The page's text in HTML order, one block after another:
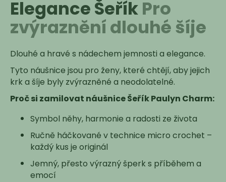
hvězdiček.
Elegance ŠeříkPro
zvýraznění dlouhé šíje
Dlouhé a hravé s nádechem jemnosti a elegance.
Tyto náušnice jsou pro ženy, které chtějí, aby jejich
krk a šíje byly zvýrazněné a neodolatelné.
Proč si zamilovat náušnice Šeřík Paulyn Charm:
Symbol něhy, harmonie a radosti ze života
Ručně háčkované v technice micro crochet –
každý kus je originál
Jemný, přesto výrazný šperk s příběhem a
emocí
o
r
u
u
j
e
m
e